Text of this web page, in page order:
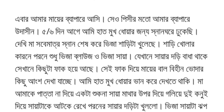
এবার আমার মায়ের ব্যাপারে আসি। সেও পিসীর মতো আমার ব্যাপারে
উদাসীন। ৫/৬ দিন আগে আমি হাত মুখ ধোয়ার জন্য স্নানঘরে ঢুকেছি।
দেখি মা সবেমাত্র স্নান শেষ করে ভিজা শাড়িটা খুলেছে। শাড়ি খোলার
কারনে পরনে শুধু ভিজা ব্লাউজ ও ভিজা সায়া। যেখানে সায়ার দড়ি বাধা থাকে
সেখানে কিছুটা ফাক হয়ে আছে। সেই ফাক দিয়ে মায়ের বাল বিহীন ভোদার
কিছু আংশ দেখা যাচ্ছে। আমি হাত মুখ ধোয়ার ভান করে দেখতে থাকি। মা
আমাকে পাত্তা না দিয়ে একটা শুকনা সায়া মাথার উপর দিয়ে গলিয়ে দুই কনুই
দিয়ে সায়াটাকে আটকে রেখে পরনের সায়ার দড়িটা খুললো। ভিজা সায়াটা ঝপ